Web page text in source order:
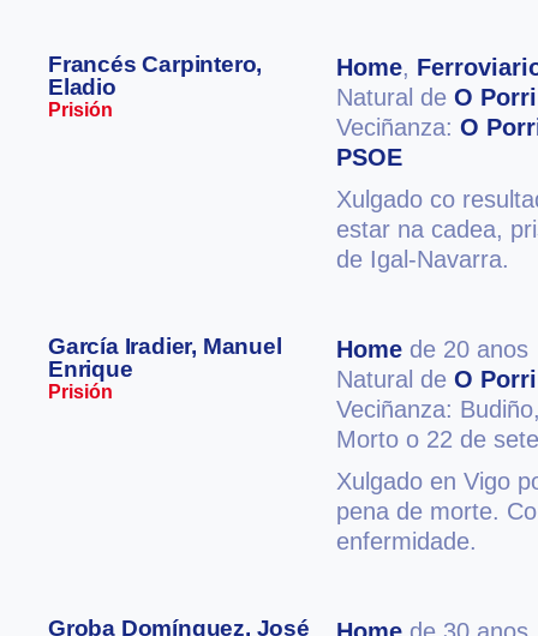
Francés Carpintero,
Eladio
Prisión
Home,
Natural de O
Veciñanza: O
PSOE
Xulgado co
estar na cadea,
de Igal-Navarra.
García Iradier, Manuel
Enrique
Prisión
Home de 20 anos
Natural de O
Veciñanza:
Morto o 22 de
Xulgado en Vigo
pena de morte.
enfermidade.
Groba Domínguez, José